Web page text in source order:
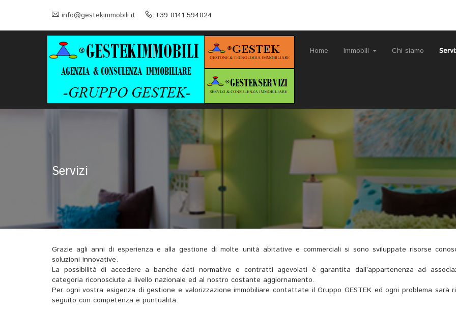
info@gestekimmobili.it +39 0141 594024
Home Immobili Chi siamo
Servizi
Grazie agli anni di esperienza e alla gestione di molte unità abitative e commerciali si sono sviluppate risorse
soluzioni innovative.
La possibilità di accedere a banche dati normative e contratti agevolati è garantita dall’appartenenza ad
categoria riconosciute a livello nazionale ed al nostro costante aggiornamento.
Per ogni vostra esigenza di gestione e valorizzazione immobiliare contattate il Gruppo GESTEK ed ogni problema sarà
seguito con competenza e puntualità.